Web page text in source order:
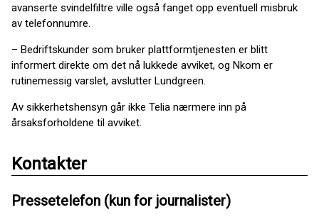
avanserte svindelfiltre ville også fanget opp eventuell misbruk
av telefonnumre.
– Bedriftskunder som bruker plattformtjenesten er blitt
informert direkte om det nå lukkede avviket, og Nkom er
rutinemessig varslet, avslutter Lundgreen.
Av sikkerhetshensyn går ikke Telia nærmere inn på
årsaksforholdene til avviket.
Kontakter
Pressetelefon (kun for journalister)